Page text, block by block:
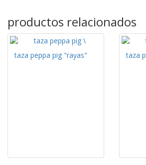
productos relacionados
taza peppa pig "rayas" taza